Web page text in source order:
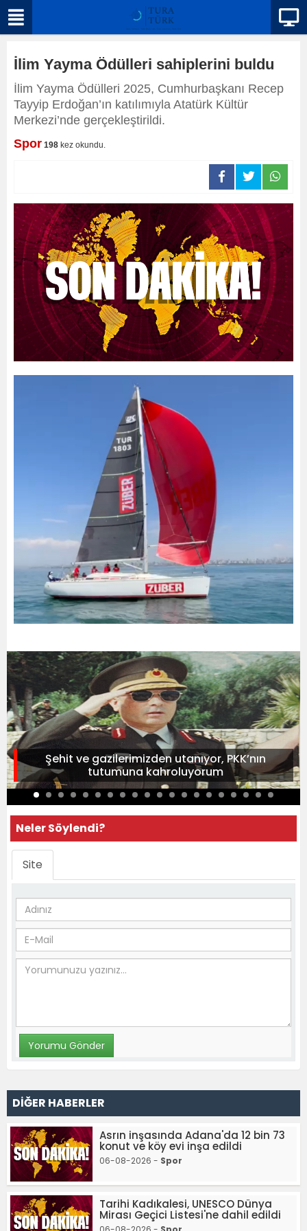
İlim Yayma Ödülleri sahiplerini buldu
İlim Yayma Ödülleri 2025, Cumhurbaşkanı Recep
Tayyip Erdoğan’ın katılımıyla Atatürk Kültür
Merkezi’nde gerçekleştirildi.
Spor 198 kez okundu.
Şehit ve gazilerimizden utanıyor, PKK’nın
tutumuna kahroluyorum
Neler Söylendi?
Site
DİĞER HABERLER
Asrın inşasında Adana'da 12 bin 73
konut ve köy evi inşa edildi
06-08-2026 - Spor
Tarihi Kadıkalesi, UNESCO Dünya
Mirası Geçici Listesi'ne dahil edildi